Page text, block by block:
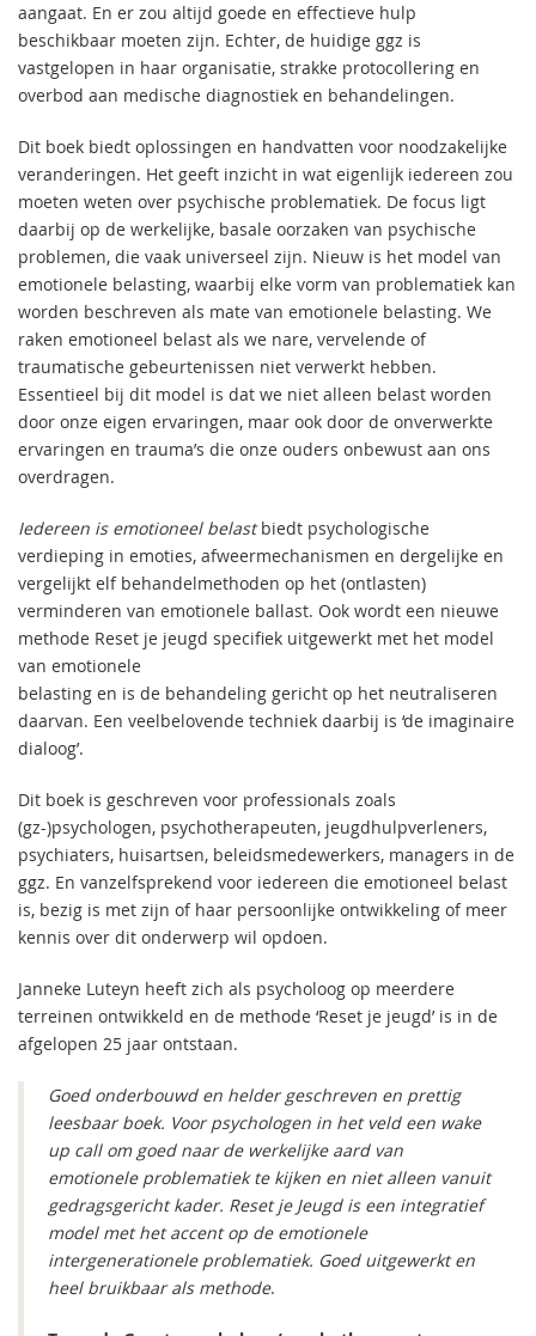
aangaat. En er zou altijd goede en effectieve hulp
beschikbaar moeten zijn. Echter, de huidige ggz is
vastgelopen in haar organisatie, strakke protocollering en
overbod aan medische diagnostiek en behandelingen.
Dit boek biedt oplossingen en handvatten voor noodzakelijke
veranderingen. Het geeft inzicht in wat eigenlijk iedereen zou
moeten weten over psychische problematiek. De focus ligt
daarbij op de werkelijke, basale oorzaken van psychische
problemen, die vaak universeel zijn. Nieuw is het model van
emotionele belasting, waarbij elke vorm van problematiek kan
worden beschreven als mate van emotionele belasting. We
raken emotioneel belast als we nare, vervelende of
traumatische gebeurtenissen niet verwerkt hebben.
Essentieel bij dit model is dat we niet alleen belast worden
door onze eigen ervaringen, maar ook door de onverwerkte
ervaringen en trauma’s die onze ouders onbewust aan ons
overdragen.
Iedereen is emotioneel belastbiedt psychologische
verdieping in emoties, afweermechanismen en dergelijke en
vergelijkt elf behandelmethoden op het (ontlasten)
verminderen van emotionele ballast. Ook wordt een nieuwe
methode Reset je jeugd specifiek uitgewerkt met het model
van emotionele
belasting en is de behandeling gericht op het neutraliseren
daarvan. Een veelbelovende techniek daarbij is ‘de imaginaire
dialoog’.
Dit boek is geschreven voor professionals zoals
(gz-)psychologen, psychotherapeuten, jeugdhulpverleners,
psychiaters, huisartsen, beleidsmedewerkers, managers in de
ggz. En vanzelfsprekend voor iedereen die emotioneel belast
is, bezig is met zijn of haar persoonlijke ontwikkeling of meer
kennis over dit onderwerp wil opdoen.
Janneke Luteyn heeft zich als psycholoog op meerdere
terreinen ontwikkeld en de methode ‘Reset je jeugd’ is in de
afgelopen 25 jaar ontstaan.
Goed onderbouwd en helder geschreven en prettig
leesbaar boek. Voor psychologen in het veld een wake
up call om goed naar de werkelijke aard van
emotionele problematiek te kijken en niet alleen vanuit
gedragsgericht kader. Reset je Jeugd is een integratief
model met het accent op de emotionele
intergenerationele problematiek. Goed uitgewerkt en
heel bruikbaar als methode.